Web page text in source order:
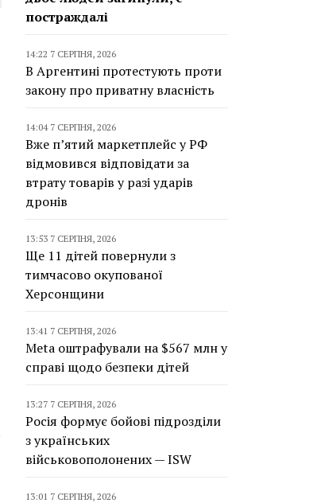
постраждалі
14:22 7 СЕРПНЯ, 2026
В Аргентині протестують проти
закону про приватну власність
14:04 7 СЕРПНЯ, 2026
Вже п’ятий маркетплейс у РФ
відмовився відповідати за
втрату товарів у разі ударів
дронів
13:53 7 СЕРПНЯ, 2026
Ще 11 дітей повернули з
тимчасово окупованої
Херсонщини
13:41 7 СЕРПНЯ, 2026
Meta оштрафували на $567 млн у
справі щодо безпеки дітей
13:27 7 СЕРПНЯ, 2026
Росія формує бойові підрозділи
з українських
військовополонених — ISW
13:01 7 СЕРПНЯ, 2026